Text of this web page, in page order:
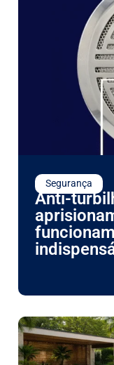
Segurança
Anti-